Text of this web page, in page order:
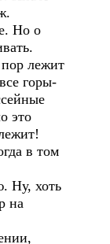
Но о
лежит
горы-
это
в том
Ну, хоть
на